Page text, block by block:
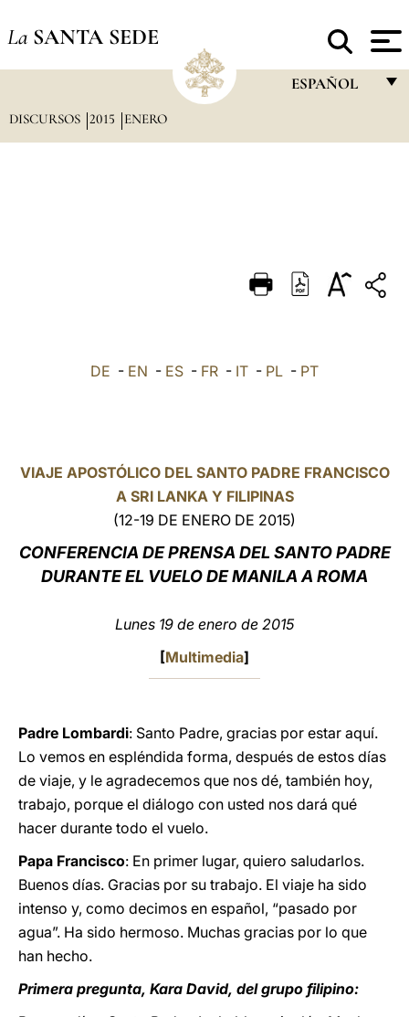
La SANTA SEDE
ESPAÑOL
DEUTSCH
العربيّة
DISCURSOS 2015 ENERO
DE - EN - ES - FR - IT - PL - PT
VIAJE APOSTÓLICO DEL SANTO PADRE FRANCISCO
A SRI LANKA Y FILIPINAS
(12-19 DE ENERO DE 2015)
CONFERENCIA DE PRENSA DEL SANTO PADRE
DURANTE EL VUELO DE MANILA A ROMA
Lunes 19 de enero de 2015
[Multimedia]
Padre Lombardi: Santo Padre, gracias por estar aquí.
Lo vemos en espléndida forma, después de estos días
de viaje, y le agradecemos que nos dé, también hoy,
trabajo, porque el diálogo con usted nos dará qué
hacer durante todo el vuelo.
Papa Francisco: En primer lugar, quiero saludarlos.
Buenos días. Gracias por su trabajo. El viaje ha sido
intenso y, como decimos en español, “pasado por
agua”. Ha sido hermoso. Muchas gracias por lo que
han hecho.
Primera pregunta, Kara David, del grupo filipino: